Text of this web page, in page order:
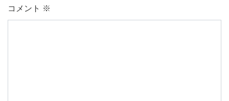
コメント ※